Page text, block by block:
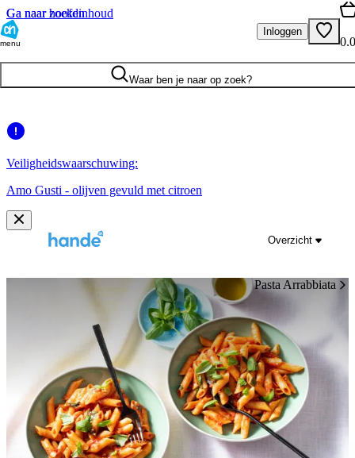
Ga naar hoofdinhoud
Ga naar zoeken
menu
Inloggen
Waar ben je naar op zoek?
Veiligheidswaarschuwing:
Amo Gusti - olijven gevuld met citroen
Overzicht
Pasta Arrabbiata